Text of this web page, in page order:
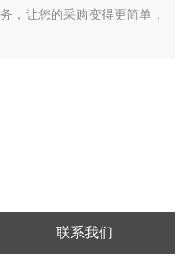
，让您的采购变得更简单，
联系我们